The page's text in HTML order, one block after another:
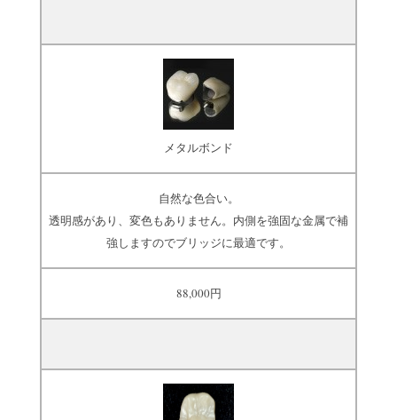
メタルボンド
自然な色合い。
透明感があり、変色もありません。内側を強固な金属で補
強しますのでブリッジに最適です。
88,000円